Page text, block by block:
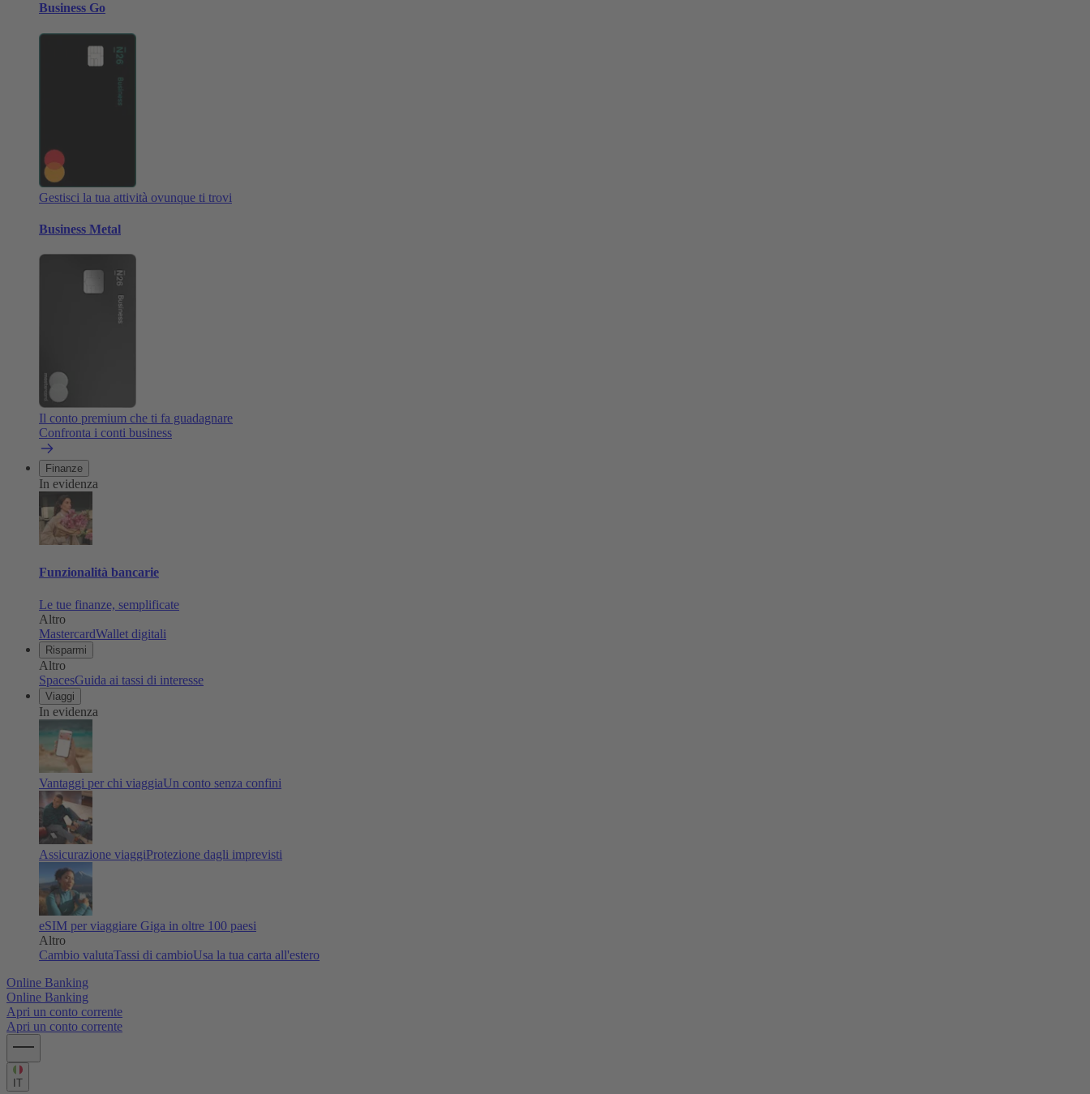
Business Go
Gestisci la tua attività ovunque ti trovi
Business Metal
Il conto premium che ti fa guadagnare
Confronta i conti business
Finanze
In evidenza
Funzionalità bancarie
Le tue finanze, semplificate
Altro
MastercardWallet digitali
Risparmi
Altro
SpacesGuida ai tassi di interesse
Viaggi
In evidenza
Vantaggi per chi viaggiaUn conto senza confini
Assicurazione viaggiProtezione dagli imprevisti
eSIM per viaggiare Giga in oltre 100 paesi
Altro
Cambio valutaTassi di cambioUsa la tua carta all'estero
Online Banking
Online Banking
Apri un conto corrente
Apri un conto corrente
IT